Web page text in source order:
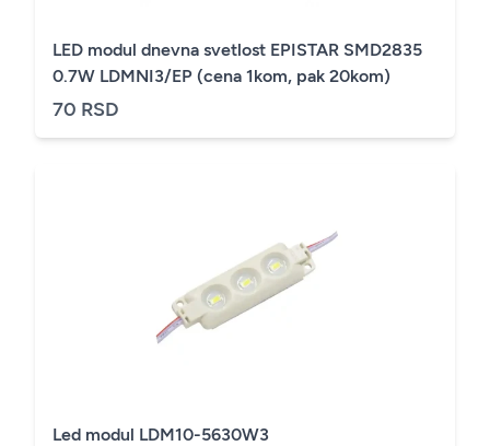
LED modul dnevna svetlost EPISTAR SMD2835
0.7W LDMNI3/EP (cena 1kom, pak 20kom)
70 RSD
Led modul LDM10-5630W3